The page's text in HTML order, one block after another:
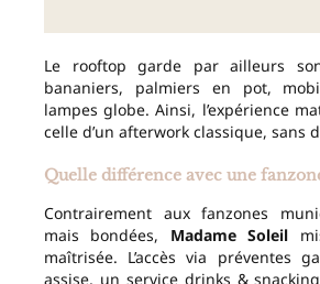
Le rooftop garde par ailleurs
bananiers, palmiers en pot,
lampes globe. Ainsi, l’expérience
celle d’un afterwork classique, sans
Quelle différence avec une
Contrairement aux fanzones
mais bondées, Madame Soleil
maîtrisée. L’accès via préventes
assise, un service drinks &